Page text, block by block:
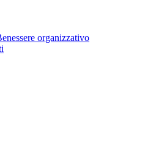
organizzativo